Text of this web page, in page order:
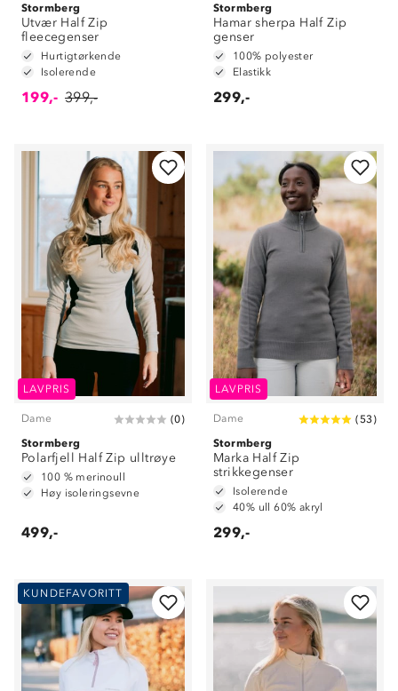
Stormberg
Utvær Half Zip
fleecegenser
Hurtigtørkende
Isolerende
199,- 399,-
Stormberg
Hamar sherpa Half Zip
genser
100% polyester
Elastikk
299,-
LAVPRIS
Dame (0)
Stormberg
Polarfjell Half Zip ulltrøye
100 % merinoull
Høy isoleringsevne
499,-
LAVPRIS
Dame (53)
Stormberg
Marka Half Zip
strikkegenser
Isolerende
40% ull 60% akryl
299,-
KUNDEFAVORITT